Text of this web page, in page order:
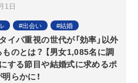
1日
出会い 結婚
イパ重視の世代が「効率」以外
のとは？ 【男女1,085名に調
する節目や結婚式に求めるポ
らかに！